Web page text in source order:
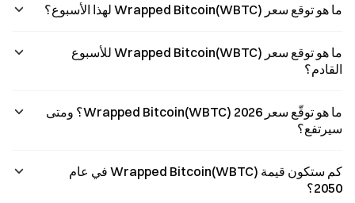
ما هو توقع سعر Wrapped Bitcoin(WBTC) لهذا الأسبوع؟
ما هو توقع سعر Wrapped Bitcoin(WBTC) للأسبوع
القادم؟
ما هو توقّع سعر Wrapped Bitcoin(WBTC) 2026؟ ومتى
سيرتفع؟
كم ستكون قيمة Wrapped Bitcoin(WBTC) في عام
2050؟